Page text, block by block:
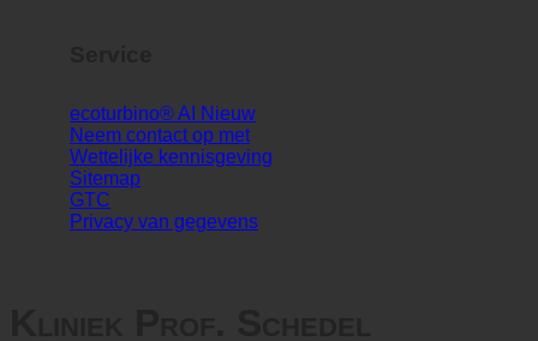
Service
ecoturbino® AI
Neem contact op met
Wettelijke kennisgeving
Sitemap